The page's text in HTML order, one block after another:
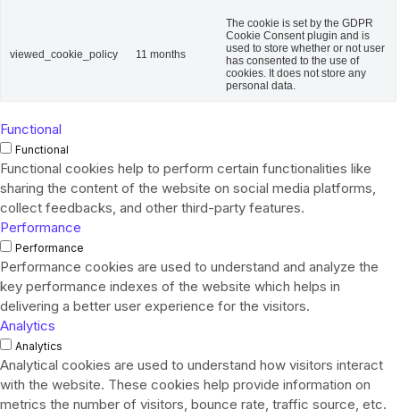
viewed_cookie_policy 11 months
The cookie is set by the GDPR
Cookie Consent plugin and is
used to store whether or not user
has consented to the use of
cookies. It does not store any
personal data.
Functional
Functional
Functional cookies help to perform certain functionalities like
sharing the content of the website on social media platforms,
collect feedbacks, and other third-party features.
Performance
Performance
Performance cookies are used to understand and analyze the
key performance indexes of the website which helps in
delivering a better user experience for the visitors.
Analytics
Analytics
Analytical cookies are used to understand how visitors interact
with the website. These cookies help provide information on
metrics the number of visitors, bounce rate, traffic source, etc.